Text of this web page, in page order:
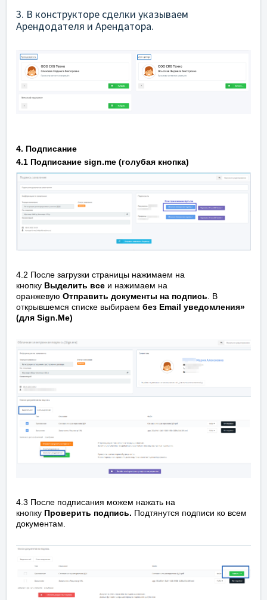
3. В конструкторе сделки указываем
Арендодателя и Арендатора.
4. Подписание
4.1 Подписание sign.me (голубая кнопка)
4.2 После загрузки страницы нажимаем на
кнопку Выделить все и нажимаем на
оранжевую Отправить документы на подпись . В
открывшемся списке выбираем без Email уведомления»
(для Sign.Me)
4.3 После подписания можем нажать на
кнопку Проверить подпись. Подтянутся подписи ко всем
документам.